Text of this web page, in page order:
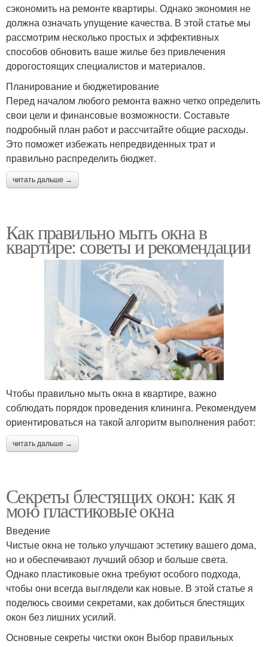
сэкономить на ремонте квартиры. Однако экономия не
должна означать упущение качества. В этой статье мы
рассмотрим несколько простых и эффективных
способов обновить ваше жилье без привлечения
дорогостоящих специалистов и материалов.
Планирование и бюджетирование
Перед началом любого ремонта важно четко определить
свои цели и финансовые возможности. Составьте
подробный план работ и рассчитайте общие расходы.
Это поможет избежать непредвиденных трат и
правильно распределить бюджет.
читать дальше →
Как правильно мыть окна в
квартире: советы и рекомендации
Чтобы правильно мыть окна в квартире, важно
соблюдать порядок проведения клининга. Рекомендуем
ориентироваться на такой алгоритм выполнения работ:
читать дальше →
Секреты блестящих окон: как я
мою пластиковые окна
Введение
Чистые окна не только улучшают эстетику вашего дома,
но и обеспечивают лучший обзор и больше света.
Однако пластиковые окна требуют особого подхода,
чтобы они всегда выглядели как новые. В этой статье я
поделюсь своими секретами, как добиться блестящих
окон без лишних усилий.
Основные секреты чистки окон Выбор правильных